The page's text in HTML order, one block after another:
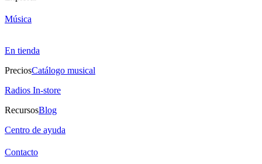
Música
En tienda
PreciosCatálogo musical
Radios In-store
RecursosBlog
Centro de ayuda
Contacto